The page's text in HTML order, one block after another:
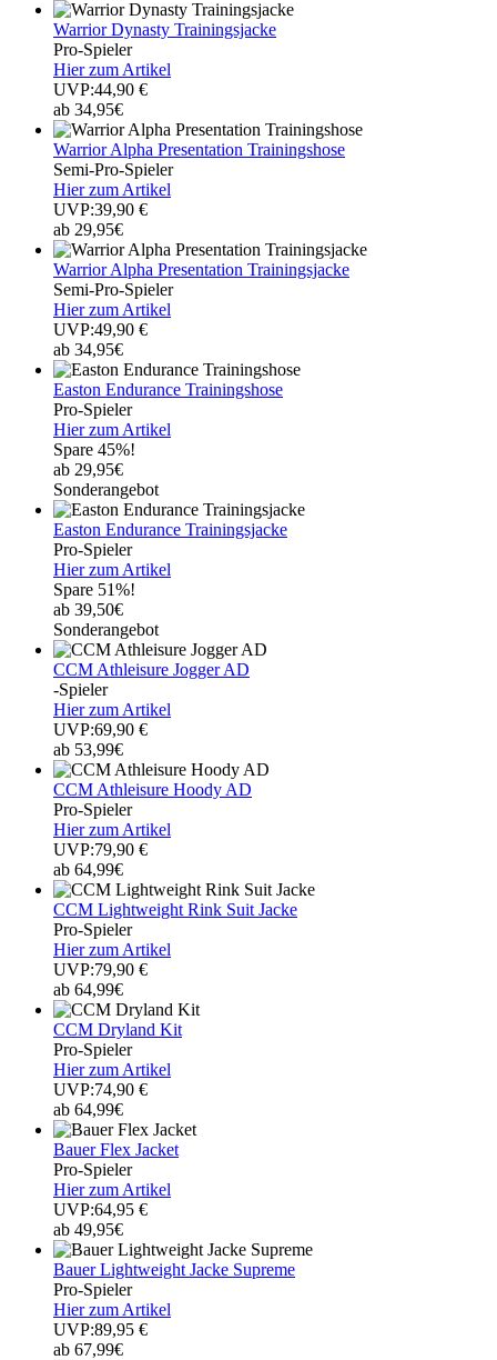
Warrior Dynasty Trainingsjacke
Pro-Spieler
Hier zum Artikel
UVP:44,90 €
ab 34,95€
Warrior Alpha Presentation Trainingshose
Semi-Pro-Spieler
Hier zum Artikel
UVP:39,90 €
ab 29,95€
Warrior Alpha Presentation Trainingsjacke
Semi-Pro-Spieler
Hier zum Artikel
UVP:49,90 €
ab 34,95€
Easton Endurance Trainingshose
Pro-Spieler
Hier zum Artikel
Spare 45%!
ab 29,95€
Sonderangebot
Easton Endurance Trainingsjacke
Pro-Spieler
Hier zum Artikel
Spare 51%!
ab 39,50€
Sonderangebot
CCM Athleisure Jogger AD
-Spieler
Hier zum Artikel
UVP:69,90 €
ab 53,99€
CCM Athleisure Hoody AD
Pro-Spieler
Hier zum Artikel
UVP:79,90 €
ab 64,99€
CCM Lightweight Rink Suit Jacke
Pro-Spieler
Hier zum Artikel
UVP:79,90 €
ab 64,99€
CCM Dryland Kit
Pro-Spieler
Hier zum Artikel
UVP:74,90 €
ab 64,99€
Bauer Flex Jacket
Pro-Spieler
Hier zum Artikel
UVP:64,95 €
ab 49,95€
Bauer Lightweight Jacke Supreme
Pro-Spieler
Hier zum Artikel
UVP:89,95 €
ab 67,99€